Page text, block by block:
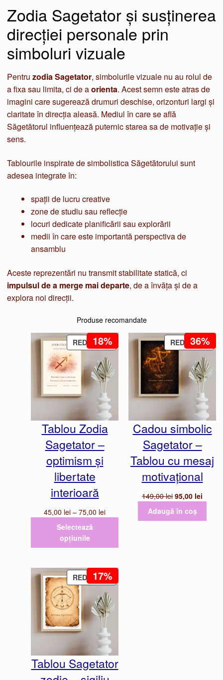
Zodia Sagetator și susținerea
direcției personale prin
simboluri vizuale
Pentru zodia Sagetator, simbolurile vizuale nu au rolul de
a fixa sau limita, ci de aorienta. Acest semn este atras de
imagini care sugerează drumuri deschise, orizonturi largi și
claritate în direcția aleasă. Mediul în care se află
Săgetătorul influențează puternic starea sa de motivație și
sens.
Tablourile inspirate de simbolistica Săgetătorului sunt
adesea integrate în:
spații de lucru creative
zone de studiu sau reflecție
locuri dedicate planificării sau explorării
medii în care este importantă perspectiva de
ansamblu
Aceste reprezentări nu transmit stabilitate statică, ci
impulsul de a merge mai departe, de a învăța și de a
explora noi direcții.
Produse recomandate
REDUCEREPRODUS
CU
REDUCERE
18%
Tablou Zodia
Sagetator –
optimism și
libertate
interioară
45,00 lei – 75,00 leiInterval
la
75,00 lei
Selectează
opțiunile
REDUCERE
CU
36%
Cadou simbolic
Sagetator –
Tablou cu mesaj
motivațional
149,00lei Prețul
inițial
a
95,00 lei
Adaugă în coș
REDUCEREPRODUS
CU
REDUCERE
17%
Tablou Sagetator